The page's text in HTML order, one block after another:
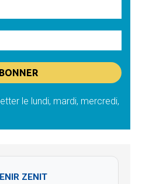
le lundi, mardi, mercredi,
ZENIT